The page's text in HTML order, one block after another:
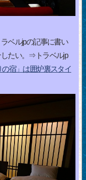
ベルjpの記事に書い
たい。⇒トラベルjp
宿」は囲炉裏スタイ